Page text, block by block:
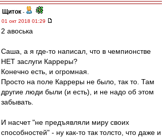
Щиток -
01 окт 2018 01:29
2 авоська
Саша, а я где-то написал, что в чемпионстве
НЕТ заслуги Карреры?
Конечно есть, и огромная.
Просто на поле Карреры не было, так то. Там
другие люди были (и есть), и не надо об этом
забывать.
И насчет "не предъявляли миру своих
способностей" - ну как-то так толсто, что даже и